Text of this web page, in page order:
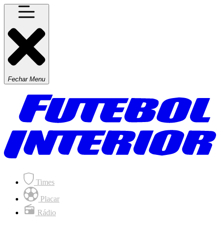
Fechar Menu
Times
Placar
Rádio